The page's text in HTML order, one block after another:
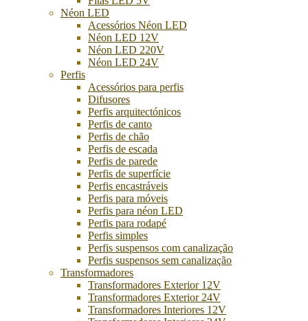
Néon LED
Acessórios Néon LED
Néon LED 12V
Néon LED 220V
Néon LED 24V
Perfis
Acessórios para perfis
Difusores
Perfis arquitectónicos
Perfis de canto
Perfis de chão
Perfis de escada
Perfis de parede
Perfis de superfície
Perfis encastráveis
Perfis para móveis
Perfis para néon LED
Perfis para rodapé
Perfis simples
Perfis suspensos com canalização
Perfis suspensos sem canalização
Transformadores
Transformadores Exterior 12V
Transformadores Exterior 24V
Transformadores Interiores 12V